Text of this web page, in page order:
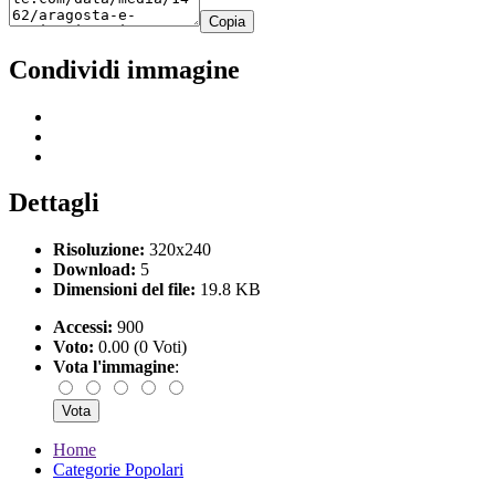
Copia
Condividi immagine
Dettagli
Risoluzione: 320x240
Download: 5
Dimensioni del file: 19.8 KB
Accessi: 900
Voto: 0.00 (0 Voti)
Vota l'immagine:
Home
Categorie Popolari